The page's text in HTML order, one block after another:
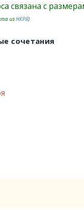
связана с
из НКРЯ)
сочетания